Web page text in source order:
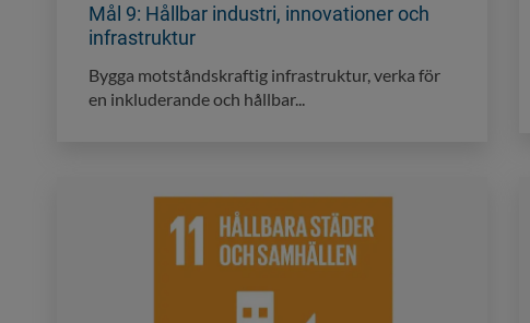
Mål 9: Hållbar industri, innovationer och
infrastruktur
Bygga motståndskraftig infrastruktur, verka för
en inkluderande och hållbar...